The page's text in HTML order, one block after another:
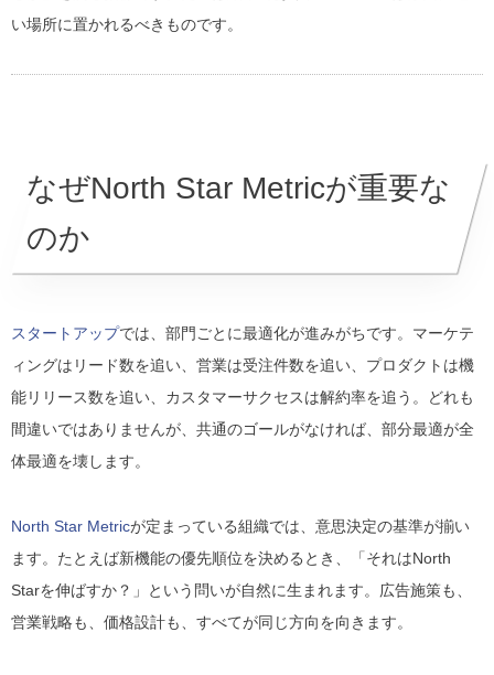
い場所に置かれるべきものです。
なぜNorth Star Metricが重要な
のか
スタートアップでは、部門ごとに最適化が進みがちです。マーケテ
ィングはリード数を追い、営業は受注件数を追い、プロダクトは機
能リリース数を追い、カスタマーサクセスは解約率を追う。どれも
間違いではありませんが、共通のゴールがなければ、部分最適が全
体最適を壊します。
North Star Metricが定まっている組織では、意思決定の基準が揃い
ます。たとえば新機能の優先順位を決めるとき、「それはNorth
Starを伸ばすか？」という問いが自然に生まれます。広告施策も、
営業戦略も、価格設計も、すべてが同じ方向を向きます。